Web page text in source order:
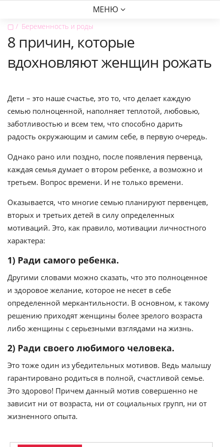
МЕНЮ
▢ Беременность и роды
8 причин, которые
вдохновляют женщин рожать
Дети – это наше счастье, это то, что делает каждую
семью полноценной, наполняет теплотой, любовью,
заботливостью и всем тем, что способно дарить
радость окружающим и самим себе, в первую очередь.
Однако рано или поздно, после появления первенца,
каждая семья думает о втором ребенке, а возможно и
третьем. Вопрос времени. И не только времени.
Оказывается, что многие семью планируют первенцев,
вторых и третьих детей в силу определенных
мотиваций. Это, как правило, мотивации личностного
характера:
1) Ради самого ребенка.
Другими словами можно сказать, что это полноценное
и здоровое желание, которое не несет в себе
определенной меркантильности. В основном, к такому
решению приходят женщины более зрелого возраста
либо женщины с серьезными взглядами на жизнь.
2) Ради своего любимого человека.
Это тоже один из убедительных мотивов. Ведь малышу
гарантировано родиться в полной, счастливой семье.
Это здорово! Причем данный мотив совершенно не
зависит ни от возраста, ни от социальных групп, ни от
жизненного опыта.